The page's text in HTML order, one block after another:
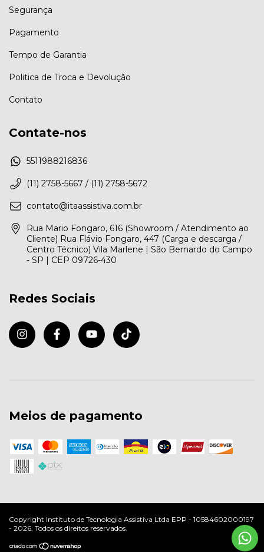
Segurança
Pagamento
Tempo de Garantia
Politica de Troca e Devolução
Contato
Contate-nos
5511988216836
(11) 2758-5667 / (11) 2758-5672
contato@itaassistiva.com.br
Rua Mario Fongaro, 616 (Showroom / Atendimento ao
Cliente) Rua Flávio Fongaro, 447 (Carga e descarga /
Centro Técnico) Vila Marlene | São Bernardo do Campo
- SP | CEP 09726-430
Redes Sociais
Meios de pagamento
Copyright Instituto de Tecnologia Assistiva Ltda EPP - 10584602000197
- 2026. Todos os direitos reservados.